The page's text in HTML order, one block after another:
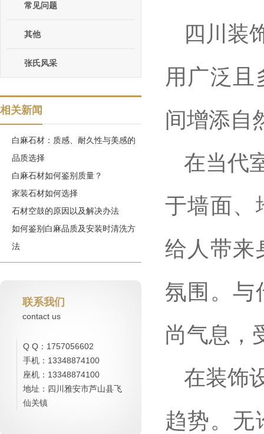
常见问题
其他
张氏风采
相关新闻
白麻石材：质感、耐久性与美感的
品质选择
白麻石材如何鉴别质量？
家装石材如何选择
石材空鼓的原因以及解决办法
如何鉴别白麻品质及安装时清洗方
法
联系我们
contact us
Q Q：1757056602
手机：13348874100
座机：13348874100
地址：四川雅安市芦山县飞
仙关镇
四川装
用广泛且
间增添自
在当代
于墙面、
给人带来
氛围。与
尚气息，
在装饰
趋势。无